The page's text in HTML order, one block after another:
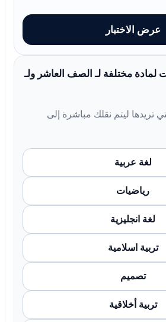
عرض الاختبار
لمادة مختلفة لـ الصف العاشر ولـ
تريدها ليتم نقلك مباشرة إلى
لغة عربية
رياضيات
لغة انجليزية
تربية اسلامية
تصميم
تربية أخلاقية